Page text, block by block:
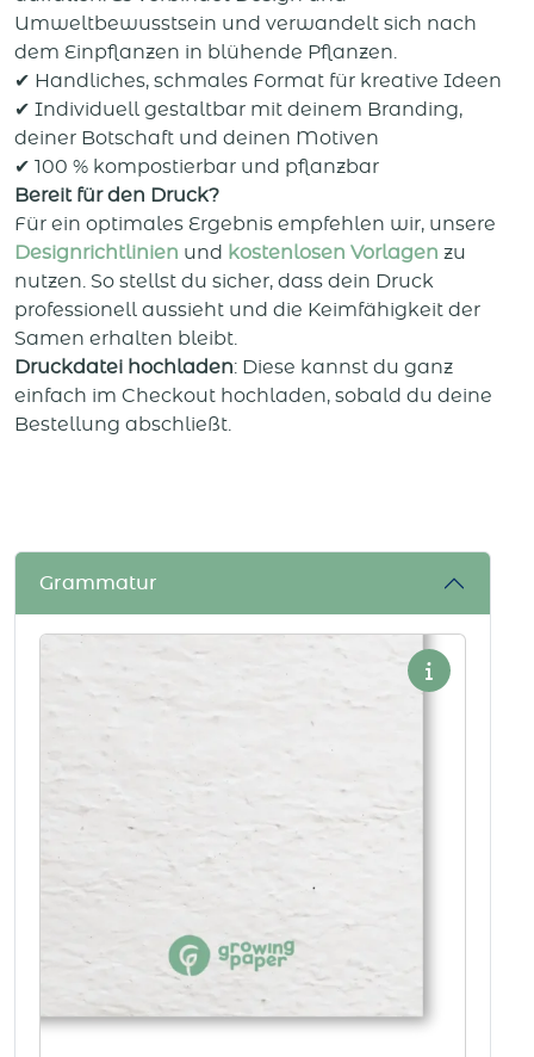
Umweltbewusstsein und verwandelt sich nach
dem Einpflanzen in blühende Pflanzen.
✔ Handliches, schmales Format für kreative Ideen
✔ Individuell gestaltbar mit deinem Branding,
deiner Botschaft und deinen Motiven
✔ 100 % kompostierbar und pflanzbar
Bereit für den Druck?
Für ein optimales Ergebnis empfehlen wir, unsere
Designrichtlinien und kostenlosen Vorlagen zu
nutzen. So stellst du sicher, dass dein Druck
professionell aussieht und die Keimfähigkeit der
Samen erhalten bleibt.
Druckdatei hochladen: Diese kannst du ganz
einfach im Checkout hochladen, sobald du deine
Bestellung abschließt.
Grammatur